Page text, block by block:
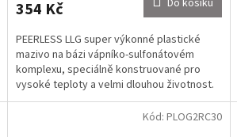
354 Kč
PEERLESS LLG super výkonné plastické
mazivo na bázi vápníko-sulfonátovém
komplexu, speciálně konstruované pro
vysoké teploty a velmi dlouhou životnost.
NLGI Automotive Service...
Kód: PLOG2RC30